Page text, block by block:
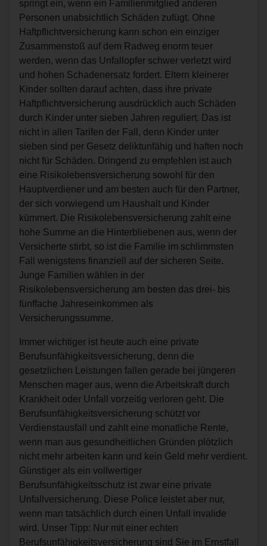
springt ein, wenn ein Familienmitglied anderen
Personen unabsichtlich Schäden zufügt. Ohne
Haftpflichtversicherung kann schon ein einziger
Zusammenstoß auf dem Radweg enorm teuer
werden, wenn das Unfallopfer schwer verletzt wird
und hohen Schadenersatz fordert. Eltern kleinerer
Kinder sollten darauf achten, dass ihre private
Haftpflichtversicherung ausdrücklich auch Schäden
durch Kinder unter sieben Jahren reguliert. Das ist
nicht in allen Tarifen der Fall, denn Kinder unter
sieben sind per Gesetz deliktunfähig und haften noch
nicht für Schäden. Dringend zu empfehlen ist auch
eine Risikolebensversicherung sowohl für den
Hauptverdiener und am besten auch für den Partner,
der sich vorwiegend um Haushalt und Kinder
kümmert. Die Risikolebensversicherung zahlt eine
hohe Summe an die Hinterbliebenen aus, wenn der
Versicherte stirbt, so ist die Familie im schlimmsten
Fall wenigstens finanziell auf der sicheren Seite.
Junge Familien wählen in der
Risikolebensversicherung am besten das drei- bis
fünffache Jahreseinkommen als
Versicherungssumme.
Immer wichtiger ist heute auch eine private
Berufsunfähigkeitsversicherung, denn die
gesetzlichen Leistungen fallen gerade bei jüngeren
Menschen mager aus, wenn die Arbeitskraft durch
Krankheit oder Unfall vorzeitig verloren geht. Die
Berufsunfähigkeitsversicherung schützt vor
Verdienstausfall und zahlt eine monatliche Rente,
wenn man aus gesundheitlichen Gründen plötzlich
nicht mehr arbeiten kann und kein Geld mehr verdient.
Günstiger als ein vollwertiger
Berufsunfähigkeitsschutz ist zwar eine private
Unfallversicherung. Diese Police leistet aber nur,
wenn man tatsächlich durch einen Unfall invalide
wird. Unser Tipp: Nur mit einer echten
Berufsunfähigkeitsversicherung sind Sie im Ernstfall